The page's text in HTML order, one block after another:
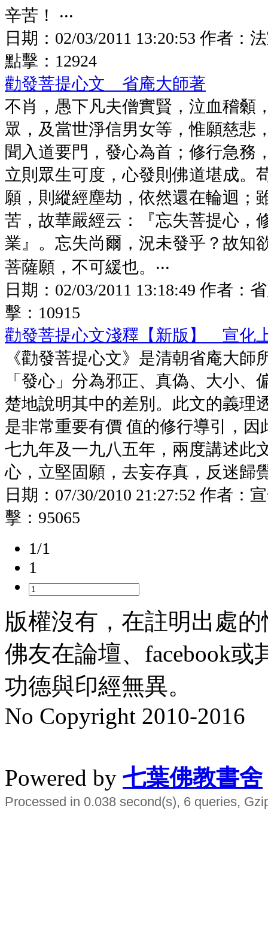
辛苦！ ‧‧‧
日期： 02/03/2011 13:20:53 作者：
點擊： 12924
勸發菩提心文 省庵大師著
不肖，愚下凡夫僧實賢，泣血稽顙
眾，及當世淨信男女等，惟願慈悲
聞入道要門，發心為首；修行急務
立則眾生可度，心發則佛道堪成。
願，則縱經塵劫，依然還在輪迴；
苦，故華嚴經云：『忘失菩提心，
業』。忘失尚爾，況未發乎？故知
菩薩願，不可緩也。‧‧‧
日期： 02/03/2011 13:18:49 作者：
擊： 10915
勸發菩提心文淺釋【新版】 宣化
《勸發菩提心文》是清朝省庵大師
「發心」分為邪正、真偽、大小、
楚地說明其中的差別。此文的義理
是非常重要有價 值的修行導引，因
七九年及一九八五年，兩度講述此
心，立堅固願，去妄存真，反迷歸
日期： 07/30/2010 21:27:52 作者：
擊： 95065
1/1
1
版權沒有，在註明出處
佛友在論壇、facebook
功德與印經無異。
No Copyright 2010-2016
Powered by 七葉佛教書舍
Processed in 0.038 second(s), 6 queries,